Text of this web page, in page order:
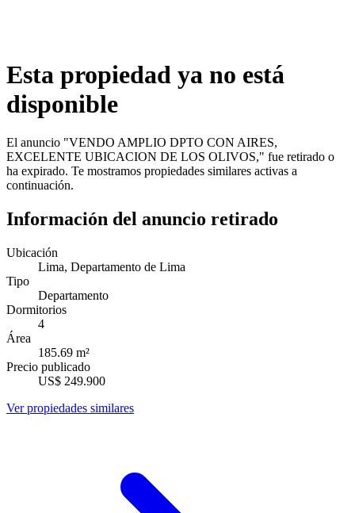
Esta propiedad ya no está
disponible
El anuncio "VENDO AMPLIO DPTO CON AIRES,
EXCELENTE UBICACION DE LOS OLIVOS," fue retirado o
ha expirado. Te mostramos propiedades similares activas a
continuación.
Información del anuncio retirado
Ubicación
Lima, Departamento de Lima
Tipo
Departamento
Dormitorios
4
Área
185.69 m²
Precio publicado
US$ 249.900
Ver propiedades similares